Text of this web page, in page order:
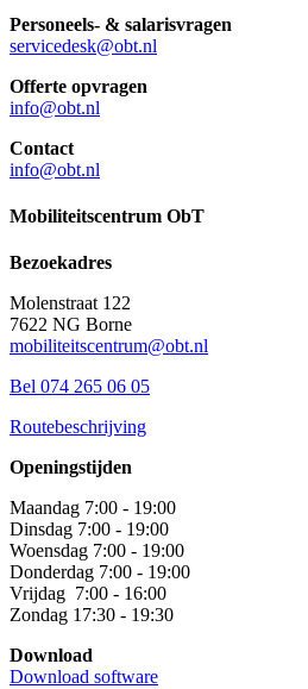
Personeels- & salarisvragen
servicedesk@obt.nl
Offerte opvragen
info@obt.nl
Contact
info@obt.nl
Mobiliteitscentrum ObT
Bezoekadres
Molenstraat 122
7622 NG Borne
mobiliteitscentrum@obt.nl
Bel 074 265 06 05
Routebeschrijving
Openingstijden
Maandag 7:00 - 19:00
Dinsdag 7:00 - 19:00
Woensdag 7:00 - 19:00
Donderdag 7:00 - 19:00
Vrijdag 7:00 - 16:00
Zondag 17:30 - 19:30
Download
Download software